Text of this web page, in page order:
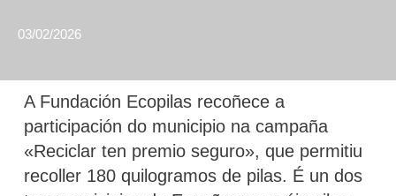
03/02/2026
A Fundación Ecopilas recoñece a
participación do municipio na campaña
«Reciclar ten premio seguro», que permitiu
recoller 180 quilogramos de pilas. É un dos